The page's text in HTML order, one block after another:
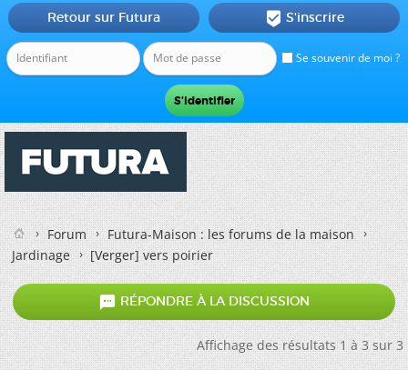
Se souvenir de moi ?
Retour sur Futura  S'inscrire
Forum
Futura-Maison : les forums de la maison
Jardinage
[Verger] vers poirier
 RÉPONDRE À LA DISCUSSION
Affichage des résultats 1 à 3 sur 3